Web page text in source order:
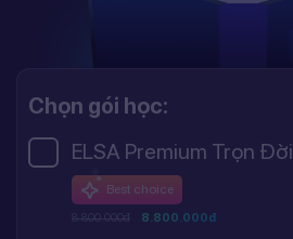
Chọn gói học:
ELSA Premium Trọn Đời
Best choice
8.800.000đ 8.800.000đ